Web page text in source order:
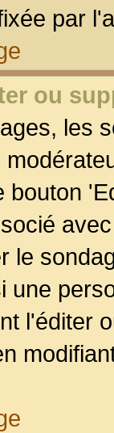
par
ou
les
bouton
le
une
l'éditer